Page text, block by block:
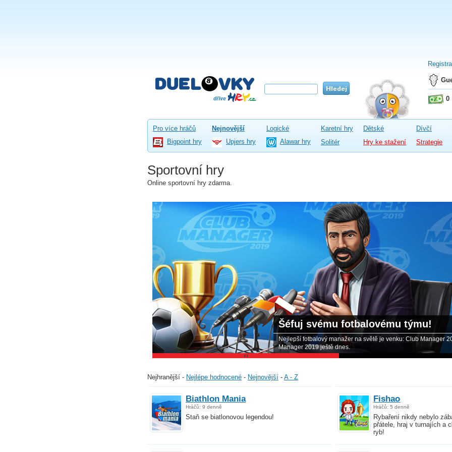
0
Pro více hráčů Nejnovější Logické Karetní hry Dětské Dívčí
Bigpoint hry
Upjers hry Alawar hry Solitér Hry ke stažení Strategie
Sportovní hry
Online sportovní hry zdarma.
Šéfuj svému fotbalovému týmu!
Nejlepší fotbalový manažer na světě je venku: Club Manager 2019! Zahraj si hru Club
Manager 2019 ještě dnes.
Nejhranější - Nejlépe hodnocené - Nejnovější - A - Z
Biathlon Mania
Hráčů: 9 denně
Staň se biatlonovou legendou!
Fishao
Hráčů: 5 denně
Rybaření nikdy nebylo
přátele, hraj v turnajích a
ryb!